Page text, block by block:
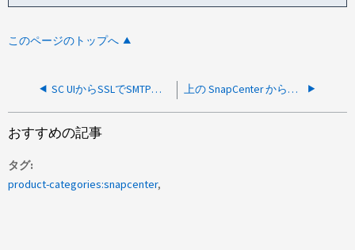
このページのトップへ
SC UIからSSLでSMTPサーバに接続できません 上の SnapCenter から新しい iSCSI LUN を作成することはできません Windows Server 2019 ホスト
おすすめの記事
タグ
product-categories:snapcenter